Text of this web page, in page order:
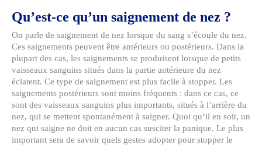
Qu’est-ce qu’un saignement de nez ?
On parle de saignement de nez lorsque du sang s’écoule du nez.
Ces saignements peuvent être antérieurs ou postérieurs. Dans la
plupart des cas, les saignements se produisent lorsque de petits
vaisseaux sanguins situés dans la partie antérieure du nez
éclatent. Ce type de saignement est plus facile à stopper. Les
saignements postérieurs sont moins fréquents : dans ce cas, ce
sont des vaisseaux sanguins plus importants, situés à l’arrière du
nez, qui se mettent spontanément à saigner. Quoi qu’il en soit, un
nez qui saigne ne doit en aucun cas susciter la panique. Le plus
important sera de savoir quels gestes adopter pour stopper le